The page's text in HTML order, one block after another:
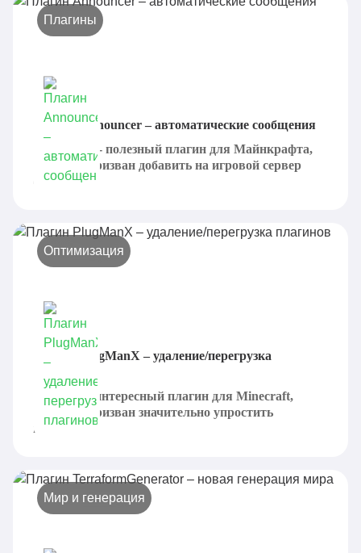
Плагины
Плагин Announcer – автоматические сообщения
Announcer - полезный плагин для Майнкрафта,
который призван добавить на игровой сервер
большое...
Оптимизация
Плагин PlugManX – удаление/перегрузка
PlugMan - интересный плагин для Minecraft,
который призван значительно упростить
процесс...
Мир и генерация